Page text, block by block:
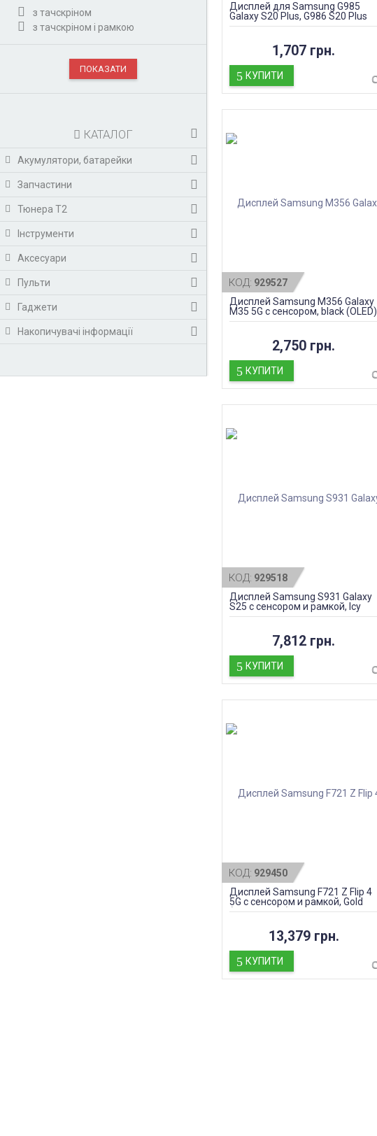
з тачскріном
з тачскріном і рамкою
КАТАЛОГ
Акумулятори, батарейки
Запчастини
Тюнера T2
Інструменти
Аксесуари
Пульти
Гаджети
Накопичувачі інформації
Дисплей для Samsung G985
Galaxy S20 Plus, G986 S20 Plus
5G с сенсором и рамкой, black
1,707 грн.
КУПИТИ
КОД: 929527
Дисплей Samsung M356 Galaxy
M35 5G с сенсором, black (OLED)
2,750 грн.
КУПИТИ
КОД: 929518
Дисплей Samsung S931 Galaxy
S25 с сенсором и рамкой, Icy
Blue, оригинал
7,812 грн.
КУПИТИ
КОД: 929450
Дисплей Samsung F721 Z Flip 4
5G с сенсором и рамкой, Gold
(original PRC)
13,379 грн.
КУПИТИ